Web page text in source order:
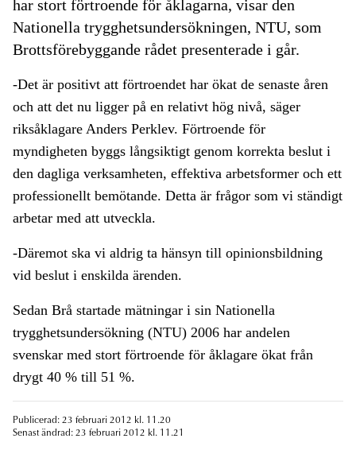
har stort förtroende för åklagarna, visar den
Nationella trygghetsundersökningen, NTU, som
Brottsförebyggande rådet presenterade i går.
-Det är positivt att förtroendet har ökat de senaste åren
och att det nu ligger på en relativt hög nivå, säger
riksåklagare Anders Perklev. Förtroende för
myndigheten byggs långsiktigt genom korrekta beslut i
den dagliga verksamheten, effektiva arbetsformer och ett
professionellt bemötande. Detta är frågor som vi ständigt
arbetar med att utveckla.
-Däremot ska vi aldrig ta hänsyn till opinionsbildning
vid beslut i enskilda ärenden.
Sedan Brå startade mätningar i sin Nationella
trygghetsundersökning (NTU) 2006 har andelen
svenskar med stort förtroende för åklagare ökat från
drygt 40 % till 51 %.
Publicerad: 23 februari 2012 kl. 11.20
Senast ändrad: 23 februari 2012 kl. 11.21